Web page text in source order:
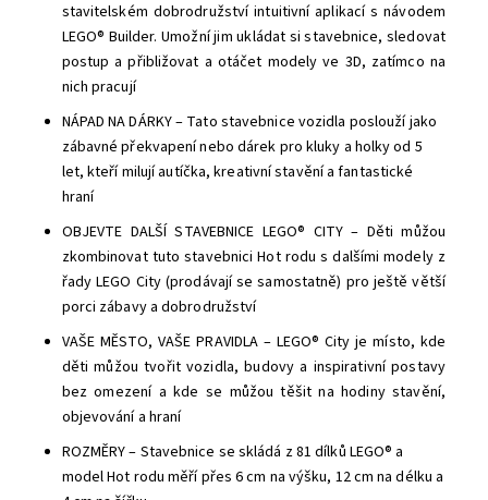
stavitelském dobrodružství intuitivní aplikací s návodem
LEGO® Builder. Umožní jim ukládat si stavebnice, sledovat
postup a přibližovat a otáčet modely ve 3D, zatímco na
nich pracují
NÁPAD NA DÁRKY – Tato stavebnice vozidla poslouží jako
zábavné překvapení nebo dárek pro kluky a holky od 5
let, kteří milují autíčka, kreativní stavění a fantastické
hraní
OBJEVTE DALŠÍ STAVEBNICE LEGO® CITY – Děti můžou
zkombinovat tuto stavebnici Hot rodu s dalšími modely z
řady LEGO City (prodávají se samostatně) pro ještě větší
porci zábavy a dobrodružství
VAŠE MĚSTO, VAŠE PRAVIDLA – LEGO® City je místo, kde
děti můžou tvořit vozidla, budovy a inspirativní postavy
bez omezení a kde se můžou těšit na hodiny stavění,
objevování a hraní
ROZMĚRY – Stavebnice se skládá z 81 dílků LEGO® a
model Hot rodu měří přes 6 cm na výšku, 12 cm na délku a